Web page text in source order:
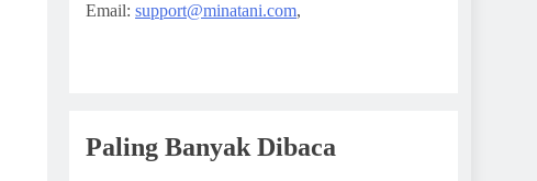
Email: support@minatani.com,
Paling Banyak Dibaca